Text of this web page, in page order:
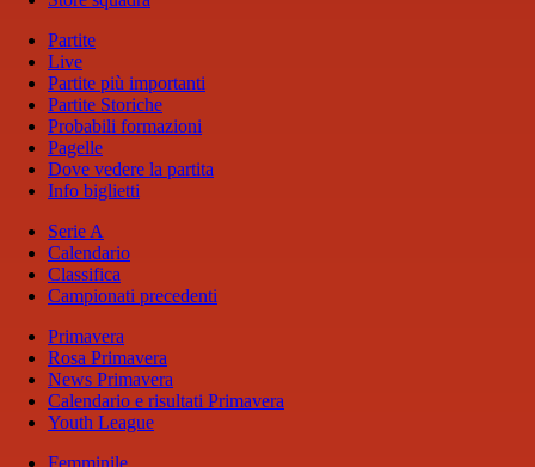
Partite
Live
Partite più importanti
Partite Storiche
Probabili formazioni
Pagelle
Dove vedere la partita
Info biglietti
Serie A
Calendario
Classifica
Campionati precedenti
Primavera
Rosa Primavera
News Primavera
Calendario e risultati Primavera
Youth League